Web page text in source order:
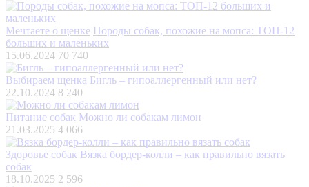
Мечтаете о щенке Породы собак, похожие на мопса: ТОП-12
больших и маленьких
15.06.2024 70 740
Выбираем щенка Бигль – гипоаллергенный или нет?
22.10.2024 8 240
Питание собак Можно ли собакам лимон
21.03.2025 4 066
Здоровье собак Вязка бордер-колли – как правильно вязать
собак
18.10.2025 2 596